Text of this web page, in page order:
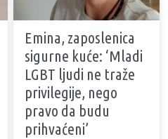
Emina, zaposlenica
sigurne kuće: ‘Mladi
LGBT ljudi ne traže
privilegije, nego
pravo da budu
prihvaćeni’